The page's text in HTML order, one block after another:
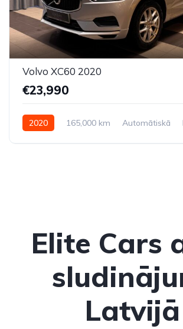
Volvo XC60 2020
€23,990
2020 165,000 km Automātiskā
Elite Cars
Latvijā